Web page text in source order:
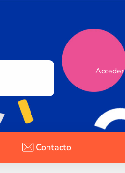
Acceder
Contacto